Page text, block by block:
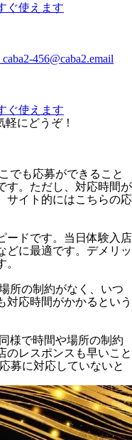
ぐ使えます
caba2-456@caba2.email
ぐ使えます
にどうぞ！
でも応募ができること
す。ただし、対応時間が
サイト的にはこちらの応
ードです。当日体験入店
どに最適です。デメリッ
所の制約がなく、いつ
対応時間がかかるという
様で時間や場所の制約
のレスポンスも早いこと
募に対応していないと